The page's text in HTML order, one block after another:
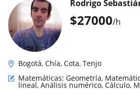
$27000/h
Rodrigo
Bogotá, Chía, Cota, Tenjo
Matemáticas: Geometría,
lineal, Análisis numérico, Cálculo,
Matemáticas discretas, Teoría de